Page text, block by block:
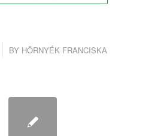
BY HÖRNYÉK FRANCISKA